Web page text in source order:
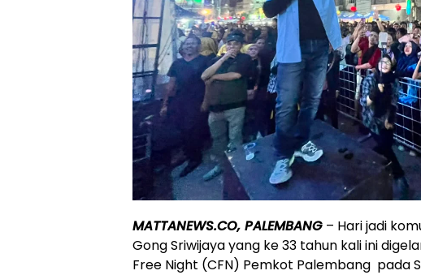
MATTANEWS.CO, PALEMBANG – Hari jadi
Gong Sriwijaya yang ke 33 tahun kali ini
Free Night (CFN) Pemkot Palembang pada